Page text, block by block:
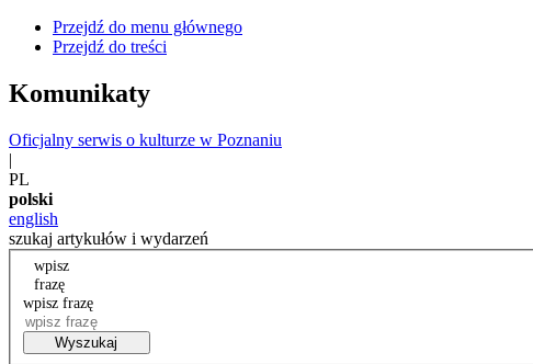
Przejdź do menu głównego
Przejdź do treści
Komunikaty
Oficjalny serwis o kulturze w Poznaniu
|
PL
polski
english
szukaj artykułów i wydarzeń
wpisz
frazę
wpisz frazę
Wyszukaj